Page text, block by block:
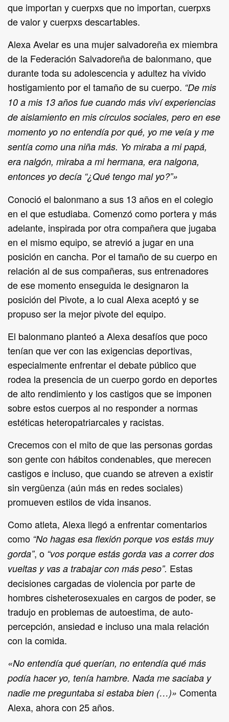
que importan y cuerpxs que no importan, cuerpxs
de valor y cuerpxs descartables.
Alexa Avelar es una mujer salvadoreña ex miembra
de la Federación Salvadoreña de balonmano, que
durante toda su adolescencia y adultez ha vivido
hostigamiento por el tamaño de su cuerpo. “De mis
10 a mis 13 años fue cuando más viví experiencias
de aislamiento en mis círculos sociales, pero en ese
momento yo no entendía por qué, yo me veía y me
sentía como una niña más. Yo miraba a mi papá,
era nalgón, miraba a mi hermana, era nalgona,
entonces yo decía “¿Qué tengo mal yo?”»
Conoció el balonmano a sus 13 años en el colegio
en el que estudiaba. Comenzó como portera y más
adelante, inspirada por otra compañera que jugaba
en el mismo equipo, se atrevió a jugar en una
posición en cancha. Por el tamaño de su cuerpo en
relación al de sus compañeras, sus entrenadores
de ese momento enseguida le designaron la
posición del Pivote, a lo cual Alexa aceptó y se
propuso ser la mejor pivote del equipo.
El balonmano planteó a Alexa desafíos que poco
tenían que ver con las exigencias deportivas,
especialmente enfrentar el debate público que
rodea la presencia de un cuerpo gordo en deportes
de alto rendimiento y los castigos que se imponen
sobre estos cuerpos al no responder a normas
estéticas heteropatriarcales y racistas.
Crecemos con el mito de que las personas gordas
son gente con hábitos condenables, que merecen
castigos e incluso, que cuando se atreven a existir
sin vergüenza (aún más en redes sociales)
promueven estilos de vida insanos.
Como atleta, Alexa llegó a enfrentar comentarios
como “No hagas esa flexión porque vos estás muy
gorda”, o “vos porque estás gorda vas a correr dos
vueltas y vas a trabajar con más peso”. Estas
decisiones cargadas de violencia por parte de
hombres cisheterosexuales en cargos de poder, se
tradujo en problemas de autoestima, de auto-
percepción, ansiedad e incluso una mala relación
con la comida.
«No entendía qué querían, no entendía qué más
podía hacer yo, tenía hambre. Nada me saciaba y
nadie me preguntaba si estaba bien (…)»Comenta
Alexa, ahora con 25 años.